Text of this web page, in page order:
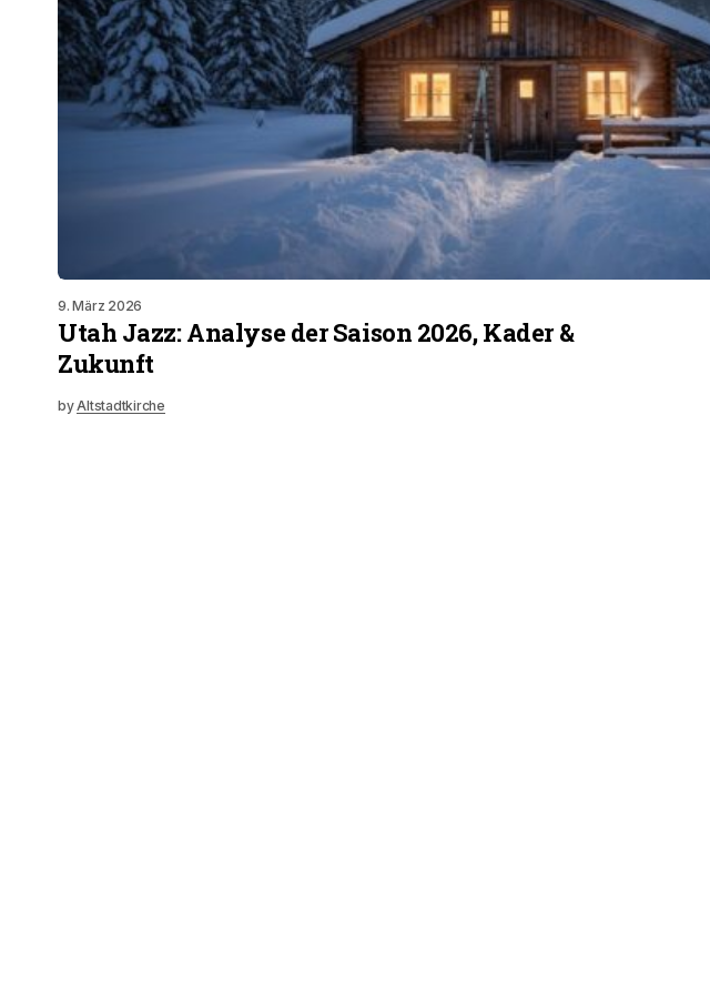
9. März 2026
Utah Jazz: Analyse der Saison 2026, Kader &
Zukunft
byAltstadtkirche